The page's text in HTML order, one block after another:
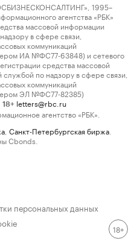
1995–
агентства «РБК»
массовой информации
в сфере связи,
коммуникаций
ИА №ФС77-63848) и сетевого
средства массовой
по надзору в сфере связи,
коммуникаций
ЭЛ №ФС77-82385)
18+ letters@rbc.ru
агентство «РБК».
Санкт-Петербургская биржа
Cbonds.
персональных данных
18+